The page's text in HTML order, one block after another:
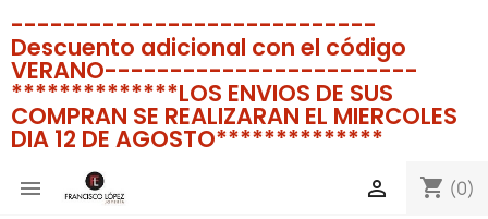
----------------------------
Descuento adicional con el código
VERANO------------------------
**************LOS ENVIOS DE SUS
COMPRAN SE REALIZARAN EL MIERCOLES
DIA 12 DE AGOSTO**************
 shopping_cart (0)
